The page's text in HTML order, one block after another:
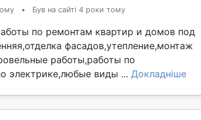
• Був на сайті 4 роки тому
по ремонтам квартир и домов под
фасадов,утепление,монтаж
работы,работы по
электрике,любые виды ... Докладніше